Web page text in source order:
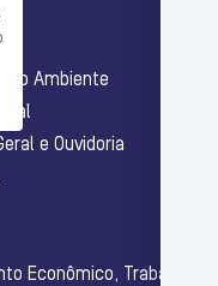
Ambiente
e Ouvidoria
Econômico, Trabalho